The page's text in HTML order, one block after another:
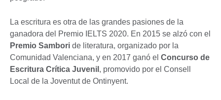
La escritura es otra de las grandes pasiones de la
ganadora del Premio IELTS 2020. En 2015 se alzó con el
Premio Sambori de literatura, organizado por la
Comunidad Valenciana, y en 2017 ganó el Concurso de
Escritura Crítica Juvenil , promovido por el Consell
Local de la Joventut de Ontinyent.